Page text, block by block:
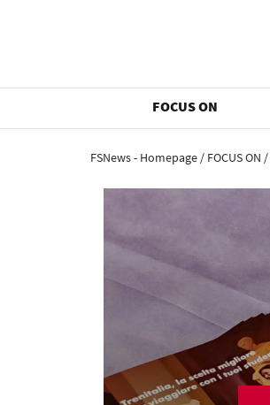
FOCUS ON
FSNews - Homepage / FOCUS ON /